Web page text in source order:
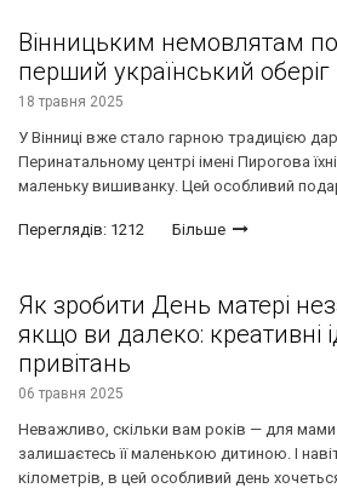
Вінницьким немовлятам
перший український оберіг
18 травня 2025
У Вінниці вже стало гарною традицією
Перинатальному центрі імені Пирогова
маленьку вишиванку. Цей особливий
Переглядів: 1212 Більше
Як зробити День матері
якщо ви далеко: креативні
привітань
06 травня 2025
Неважливо, скільки вам років — для
залишаєтесь її маленькою дитиною. І
кілометрів, в цей особливий день хочеться